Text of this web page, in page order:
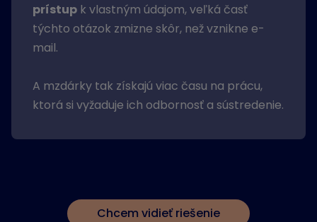
prístup k vlastným údajom, veľká časť
týchto otázok zmizne skôr, než vznikne e-
mail.
A mzdárky tak získajú viac času na prácu,
ktorá si vyžaduje ich odbornosť a sústredenie.
Chcem vidieť riešenie